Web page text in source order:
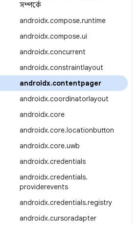
সম্পর্কে
androidx.compose.runtime
androidx.compose.ui
androidx.concurrent
androidx.constraintlayout
androidx.contentpager
androidx.coordinatorlayout
androidx.core
androidx.core.locationbutton
androidx.core.uwb
androidx.credentials
androidx.credentials.
providerevents
androidx.credentials.registry
androidx.cursoradapter